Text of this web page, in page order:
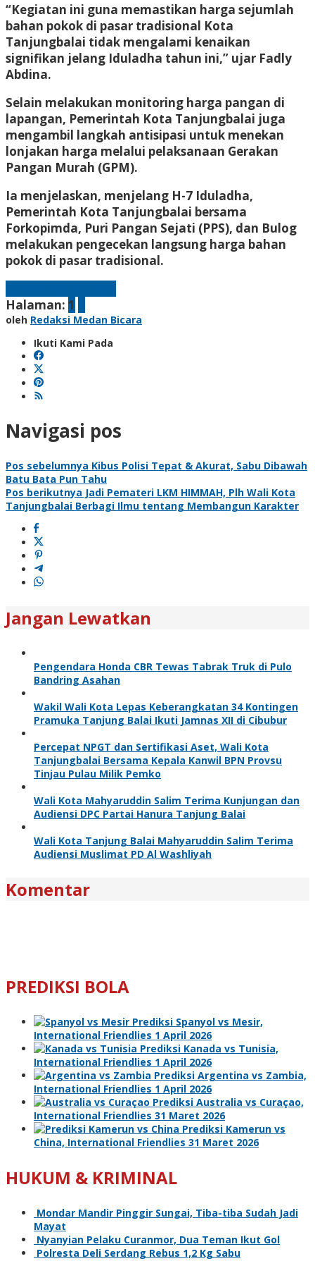
“Kegiatan ini guna memastikan harga sejumlah
bahan pokok di pasar tradisional Kota
Tanjungbalai tidak mengalami kenaikan
signifikan jelang Iduladha tahun ini,” ujar Fadly
Abdina.
Selain melakukan monitoring harga pangan di
lapangan, Pemerintah Kota Tanjungbalai juga
mengambil langkah antisipasi untuk menekan
lonjakan harga melalui pelaksanaan Gerakan
Pangan Murah (GPM).
Ia menjelaskan, menjelang H-7 Iduladha,
Pemerintah Kota Tanjungbalai bersama
Forkopimda, Puri Pangan Sejati (PPS), dan Bulog
melakukan pengecekan langsung harga bahan
pokok di pasar tradisional.
Halaman: 1
oleh Redaksi Medan Bicara
Ikuti Kami Pada
Navigasi pos
Pos sebelumnya Kibus Polisi Tepat & Akurat, Sabu Dibawah
Batu Bata Pun Tahu
Pos berikutnya Jadi Pemateri LKM HIMMAH, Plh Wali Kota
Tanjungbalai Berbagi Ilmu tentang Membangun Karakter
Jangan Lewatkan
Pengendara Honda CBR Tewas Tabrak Truk di Pulo
Bandring Asahan
Wakil Wali Kota Lepas Keberangkatan 34 Kontingen
Pramuka Tanjung Balai Ikuti Jamnas XII di Cibubur
Percepat NPGT dan Sertifikasi Aset, Wali Kota
Tanjungbalai Bersama Kepala Kanwil BPN Provsu
Tinjau Pulau Milik Pemko
Wali Kota Mahyaruddin Salim Terima Kunjungan dan
Audiensi DPC Partai Hanura Tanjung Balai
Wali Kota Tanjung Balai Mahyaruddin Salim Terima
Audiensi Muslimat PD Al Washliyah
Komentar
PREDIKSI BOLA
Prediksi Spanyol vs Mesir,
International Friendlies 1 April 2026
Prediksi Kanada vs Tunisia,
International Friendlies 1 April 2026
Prediksi Argentina vs Zambia,
International Friendlies 1 April 2026
Prediksi Australia vs Curaçao,
International Friendlies 31 Maret 2026
Prediksi Kamerun vs
China, International Friendlies 31 Maret 2026
HUKUM & KRIMINAL
Mondar Mandir Pinggir Sungai, Tiba-tiba Sudah Jadi
Mayat
Nyanyian Pelaku Curanmor, Dua Teman Ikut Gol
Polresta Deli Serdang Rebus 1,2 Kg Sabu